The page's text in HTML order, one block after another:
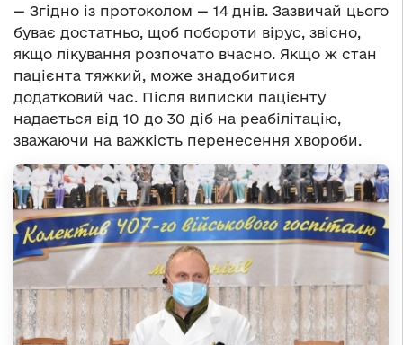
— Згідно із протоколом — 14 днів. Зазвичай цього
буває достатньо, щоб побороти вірус, звісно,
якщо лікування розпочато вчасно. Якщо ж стан
пацієнта тяжкий, може знадобитися
додатковий час. Після виписки пацієнту
надається від 10 до 30 діб на реабілітацію,
зважаючи на важкість перенесення хвороби.